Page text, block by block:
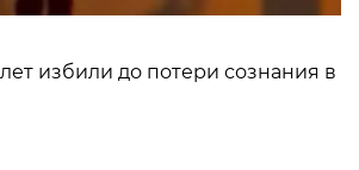
избили до потери сознания в